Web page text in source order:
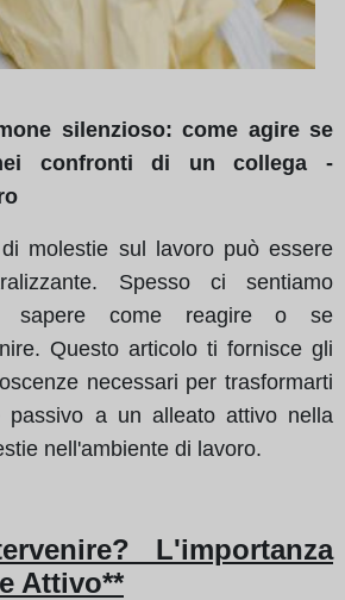
silenzioso: come agire se
confronti di un collega -
molestie sul lavoro può essere
Spesso ci sentiamo
sapere come reagire o se
Questo articolo ti fornisce gli
necessari per trasformarti
passivo a un alleato attivo nella
nell'ambiente di lavoro.
L'importanza
Attivo**